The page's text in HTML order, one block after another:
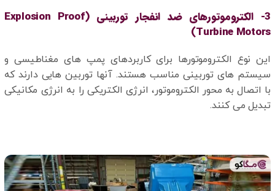
3- الکتروموتورهای ضد انفجار توربینی (Explosion Proof
Turbine Motors)
این نوع الکتروموتورها برای کاربردهای پمپ های مغناطیسی و
سیستم های توربینی مناسب هستند. آنها توربین هایی دارند که
با اتصال به محور الکتروموتور، انرژی الکتریکی را به انرژی مکانیکی
تبدیل می کنند.